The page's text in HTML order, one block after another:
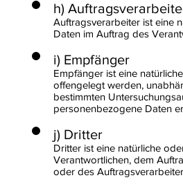
h)
Auftragsverarbeiter ist eine
Daten im Auftrag des
i) Empfänger
Empfänger ist eine
offengelegt werden,
bestimmten
personenbezogene Daten
j) Dritter
Dritter ist eine natürliche
Verantwortlichen, dem
oder des